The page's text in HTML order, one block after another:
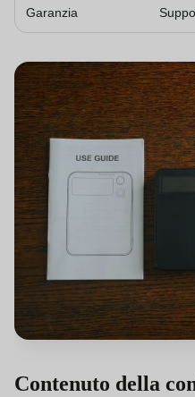
Garanzia
Contenuto della